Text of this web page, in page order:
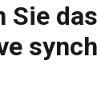
Sie